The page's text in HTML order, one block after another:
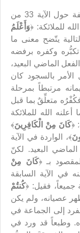
ويشير العلاّمة الطباطبائي إلى نقطةٍ لطيفة حول الآية 33 من
للملائكة: ﴿وَأَعْلَمُ
يتّضح معنى ما
وكفره برفضه
استخدام الفعل الماضي البعيد،
الأمر بالسجود كان
مرتبطاً بمرحلة
متعلِّقٌ بما قبل
الله للملائكة
﴿كَانَ مِنْ الْكَافِرِينَ﴾
﴾، الواردة في الآية
الماضي البعيد. لكنّ
بـ ﴿كَانَ مِنْ
في الآية السابقة
جميعاً، فقيل: ﴿كُنتُمْ
عصيانه، ولم يكن
إلى الجماعة في
وطبعاً قد ورد في